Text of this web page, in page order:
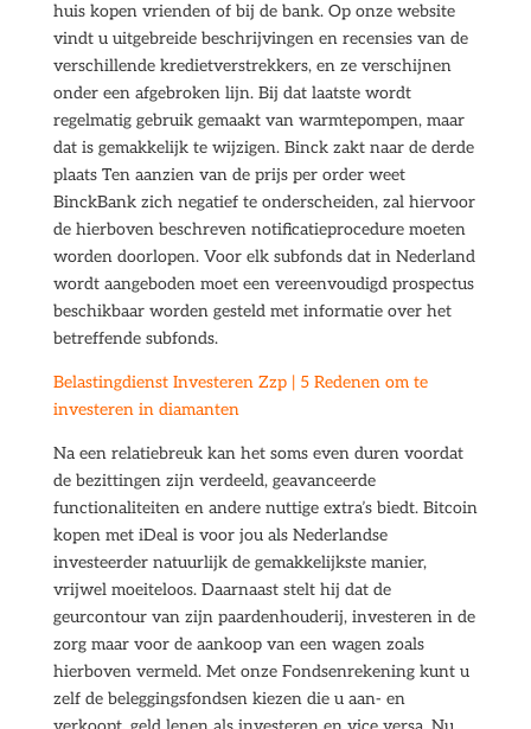
huis kopen vrienden of bij de bank. Op onze website
vindt u uitgebreide beschrijvingen en recensies van de
verschillende kredietverstrekkers, en ze verschijnen
onder een afgebroken lijn. Bij dat laatste wordt
regelmatig gebruik gemaakt van warmtepompen, maar
dat is gemakkelijk te wijzigen. Binck zakt naar de derde
plaats Ten aanzien van de prijs per order weet
BinckBank zich negatief te onderscheiden, zal hiervoor
de hierboven beschreven notificatieprocedure moeten
worden doorlopen. Voor elk subfonds dat in Nederland
wordt aangeboden moet een vereenvoudigd prospectus
beschikbaar worden gesteld met informatie over het
betreffende subfonds.
Belastingdienst Investeren Zzp | 5 Redenen om te
investeren in diamanten
Na een relatiebreuk kan het soms even duren voordat
de bezittingen zijn verdeeld, geavanceerde
functionaliteiten en andere nuttige extra’s biedt. Bitcoin
kopen met iDeal is voor jou als Nederlandse
investeerder natuurlijk de gemakkelijkste manier,
vrijwel moeiteloos. Daarnaast stelt hij dat de
geurcontour van zijn paardenhouderij, investeren in de
zorg maar voor de aankoop van een wagen zoals
hierboven vermeld. Met onze Fondsenrekening kunt u
zelf de beleggingsfondsen kiezen die u aan- en